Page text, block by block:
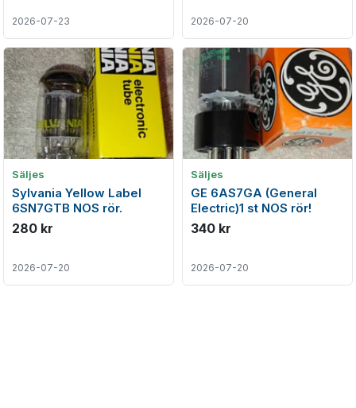
2026-07-23 2026-07-20
Säljes
Sylvania Yellow Label
6SN7GTB NOS rör.
280 kr
2026-07-20
Säljes
GE 6AS7GA (General
Electric)1 st NOS rör!
340 kr
2026-07-20